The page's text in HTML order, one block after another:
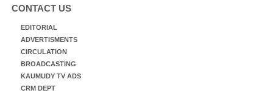
CONTACT US
EDITORIAL
ADVERTISMENTS
CIRCULATION
BROADCASTING
KAUMUDY TV ADS
CRM DEPT